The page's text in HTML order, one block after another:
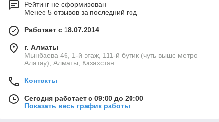
Рейтинг не сформирован
Менее 5 отзывов за последний год
Работает с 18.07.2014
г. Алматы
Мынбаева 46, 1-й этаж, 111-й бутик (чуть выше метро
Алатау), Алматы, Казахстан
Контакты
Сегодня работает с 09:00 до 20:00
Показать весь график работы